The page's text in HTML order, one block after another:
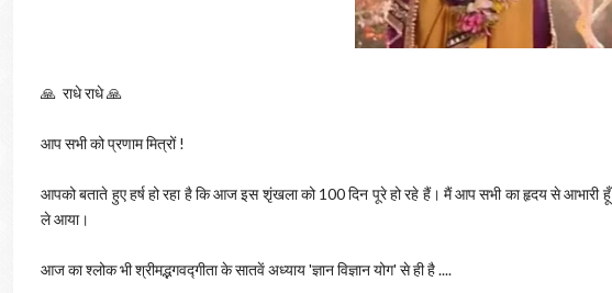
🙏 राधे राधे 🙏
आप सभी को प्रणाम मित्रों !
आपको बताते हुए हर्ष हो रहा है कि आज इस शृंखला को 100 दिन पूरे हो रहे हैं। मैं आप सभी का हृदय से
ले आया।
आज का श्लोक भी श्रीमद्भगवद्गीता के सातवें अध्याय 'ज्ञान विज्ञान योग' से ही है ....